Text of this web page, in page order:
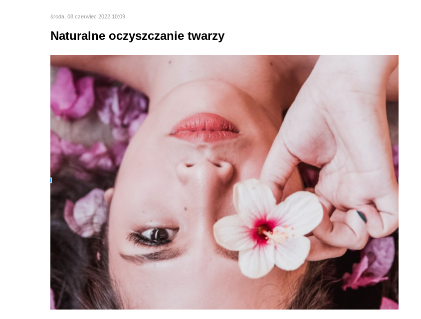
środa, 08 czerwiec 2022 10:09
Naturalne oczyszczanie twarzy